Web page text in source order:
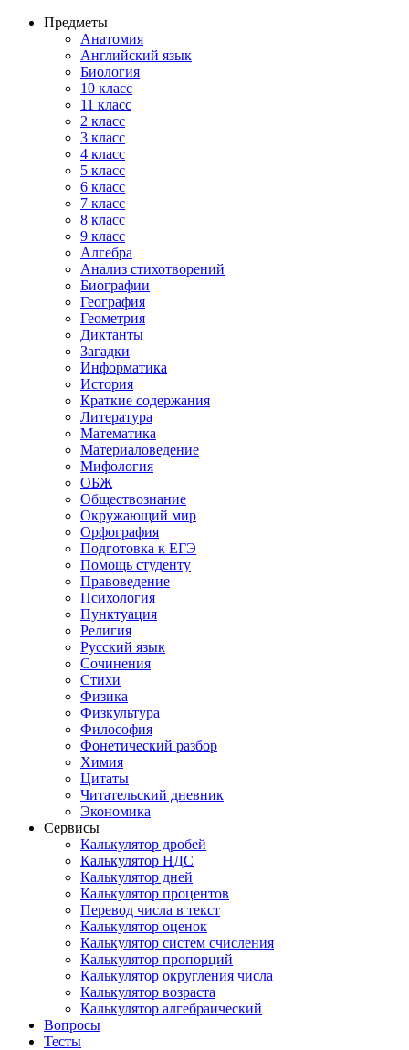
Предметы
Анатомия
Английский язык
Биология
10 класс
11 класс
2 класс
3 класс
4 класс
5 класс
6 класс
7 класс
8 класс
9 класс
Алгебра
Анализ стихотворений
Биографии
География
Геометрия
Диктанты
Загадки
Информатика
История
Краткие содержания
Литература
Математика
Материаловедение
Мифология
ОБЖ
Обществознание
Окружающий мир
Орфография
Подготовка к ЕГЭ
Помощь студенту
Правоведение
Психология
Пунктуация
Религия
Русский язык
Сочинения
Стихи
Физика
Физкультура
Философия
Фонетический разбор
Химия
Цитаты
Читательский дневник
Экономика
Сервисы
Калькулятор дробей
Калькулятор НДС
Калькулятор дней
Калькулятор процентов
Перевод числа в текст
Калькулятор оценок
Калькулятор систем счисления
Калькулятор пропорций
Калькулятор округления числа
Калькулятор возраста
Калькулятор алгебраический
Вопросы
Тесты